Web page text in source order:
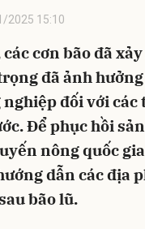
2025 15:10
cơn bão đã
đã ảnh
đối với
Để phục hồi
nông quốc
dẫn các địa
bão lũ.